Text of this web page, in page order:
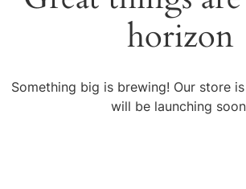
horizon
Something big is brewing! Our store
will be launching